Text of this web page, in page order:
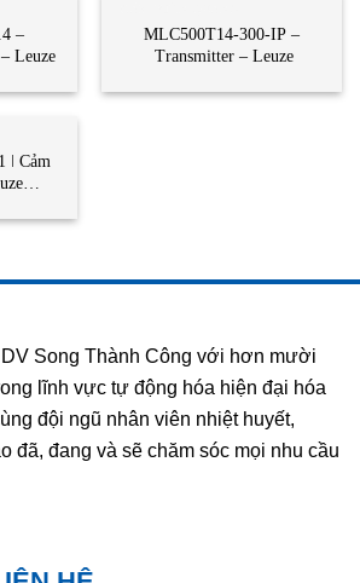
–
Leuze
MLC500T14-300-IP –
Transmitter – Leuze
ǀ Cảm
Song Thành Công với hơn mười
lĩnh vực tự động hóa hiện đại hóa
đội ngũ nhân viên nhiệt huyết,
đã, đang và sẽ chăm sóc mọi nhu cầu